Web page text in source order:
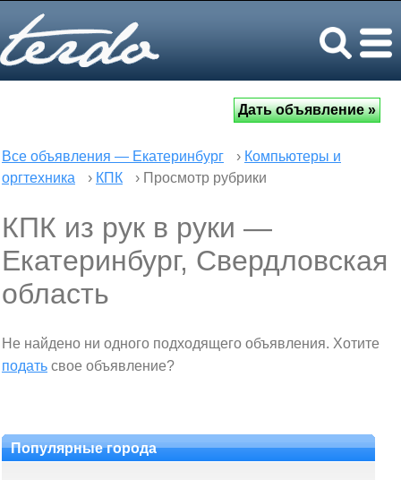
Все объявления — Екатеринбург › Компьютеры и
оргтехника
› КПК › Просмотр рубрики
КПК из рук в руки —
Екатеринбург, Свердловская
область
Не найдено ни одного подходящего объявления. Хотите
подать свое объявление?
Популярные города